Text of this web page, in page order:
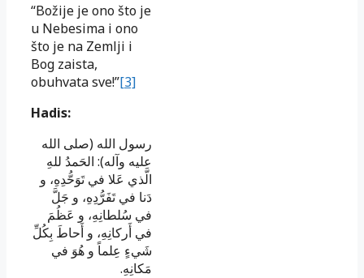
“Božije je ono što je
u Nebesima i ono
što je na Zemlji i
Bog zaista,
obuhvata sve!”[3]
Hadis:
رسول الله (صلى الله
عليه وآله): الحَمدُ للهِ
الَّذي عَلا في تَوَحُّدِهِ، و
دَنا في تَفَرُّدِهِ، و جَلَّ
في سُلطانِهِ، و عَظُمَ
في أَركانِهِ، و أَحاطَ بِكُلِّ
شَيءٍ عِلماً و هُوَ في
مَكانِهِ.